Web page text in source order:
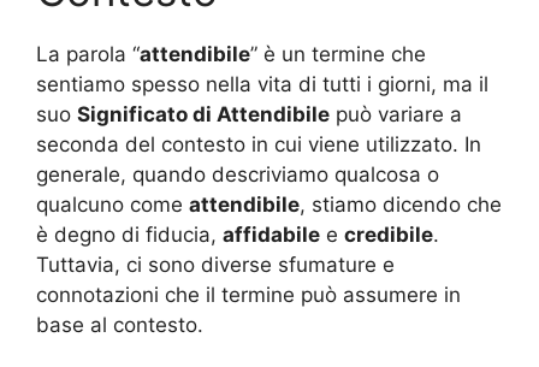
La parola “attendibile” è un termine che
sentiamo spesso nella vita di tutti i giorni, ma il
suo Significato di Attendibile può variare a
seconda del contesto in cui viene utilizzato. In
generale, quando descriviamo qualcosa o
qualcuno come attendibile, stiamo dicendo che
è degno di fiducia, affidabile e credibile.
Tuttavia, ci sono diverse sfumature e
connotazioni che il termine può assumere in
base al contesto.